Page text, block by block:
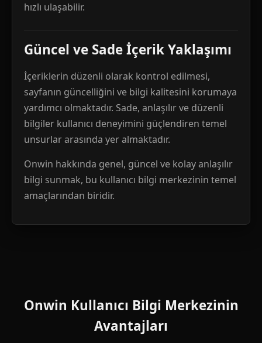
hızlı ulaşabilir.
Güncel ve Sade İçerik Yaklaşımı
İçeriklerin düzenli olarak kontrol edilmesi,
sayfanın güncelliğini ve bilgi kalitesini korumaya
yardımcı olmaktadır. Sade, anlaşılır ve düzenli
bilgiler kullanıcı deneyimini güçlendiren temel
unsurlar arasında yer almaktadır.
Onwin hakkında genel, güncel ve kolay anlaşılır
bilgi sunmak, bu kullanıcı bilgi merkezinin temel
amaçlarından biridir.
Onwin Kullanıcı Bilgi Merkezinin
Avantajları